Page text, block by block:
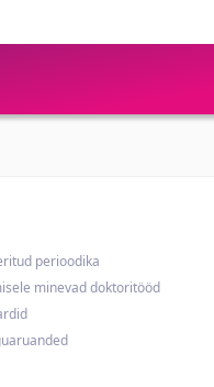
perioodika
minevad doktoritööd